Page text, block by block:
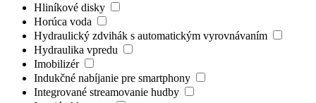
Hliníkové disky
Horúca voda
Hydraulický zdvihák s automatickým vyrovnávaním
Hydraulika vpredu
Imobilizér
Indukčné nabíjanie pre smartphony
Integrované streamovanie hudby